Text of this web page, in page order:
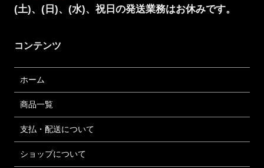
(土)、(日)、(水)、祝日の発送業務はお休みです。
コンテンツ
ホーム
商品一覧
支払・配送について
ショップについて